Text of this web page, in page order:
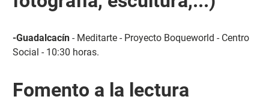
-Guadalcacín- Meditarte - Proyecto Boqueworld - Centro
Social - 10:30 horas.
Fomento a la lectura